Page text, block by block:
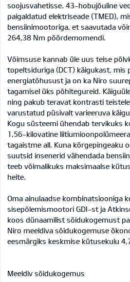
soojusvahetisse. 43-hobujõuline
paigaldatud elektriseade (TMED),
bensiinimootoriga, et saavutada
264,38 Nm pöördemomendi.
Võimsuse kannab üle uus teise
topeltsiduriga (DCT) käigukast, mis
energiatõhusust ja on ka Niro
tagamisel üks põhitegureid.
ning pakub teravat kontrasti
varustatud püsivalt varieeruva
Kogu süsteemi ühendab tervikuks
1,56-kilovatine
tagaistme all. Kuna kõrgepingeaku
suutsid insenerid vähendada
teeb võimalikuks maksimaalse
heite.
Oma ainulaadse kombinatsiooniga
sisepõlemismootori GDI-st ja
koos dünaamilist sõidukogemust
Niro meeldiva sõidukogemuse
eesmärgiks keskmise kütusekulu
Meeldiv sõidukogemus